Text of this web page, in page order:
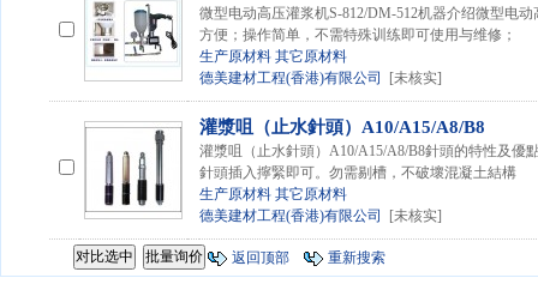
微型电动高压灌浆机S-812/DM-512机器介绍微型电
方便；操作简单，不需特殊训练即可使用与维修；
生产原材料 其它原材料
德美建材工程(香港)有限公司
[未核实]
灌漿咀（止水針頭）A10/A15/A8/B8
灌漿咀（止水針頭）A10/A15/A8/B8針頭的特性及優
針頭插入擰緊即可。勿需剔槽，不破壞混凝土結構
生产原材料 其它原材料
德美建材工程(香港)有限公司
[未核实]
返回顶部 重新搜索